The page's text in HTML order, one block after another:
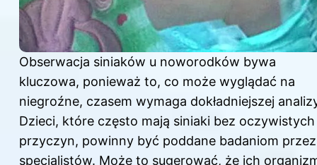
Obserwacja siniaków u noworodków bywa
kluczowa, ponieważ to, co może wyglądać na
niegroźne, czasem wymaga dokładniejszej
Dzieci, które często mają siniaki bez oczywistych
przyczyn, powinny być poddane badaniom przez
specjalistów. Może to sugerować, że ich